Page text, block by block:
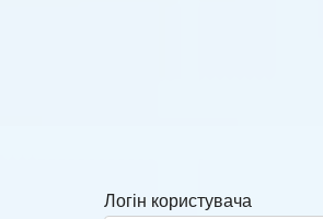
Логін користувача